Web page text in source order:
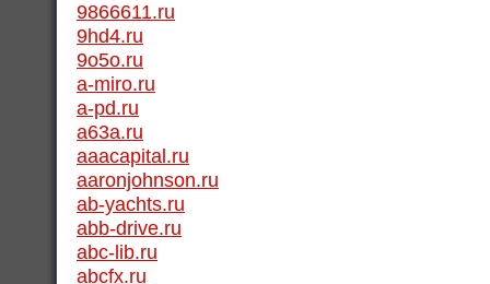
9866611.ru
9hd4.ru
9o5o.ru
a-miro.ru
a-pd.ru
a63a.ru
aaacapital.ru
aaronjohnson.ru
ab-yachts.ru
abb-drive.ru
abc-lib.ru
abcfx.ru